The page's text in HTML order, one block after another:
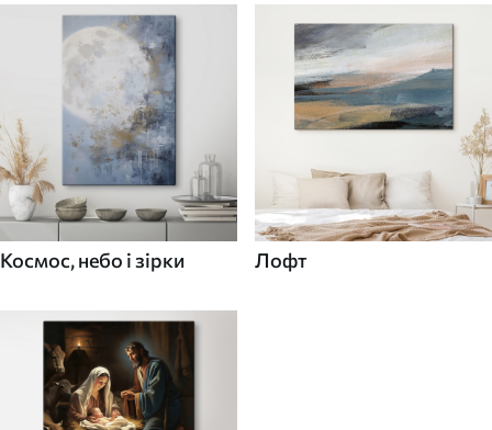
Космос, небо і зірки Лофт